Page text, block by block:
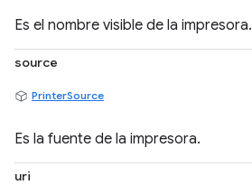
Es el nombre visible de la impresora.
source
PrinterSource
Es la fuente de la impresora.
uri